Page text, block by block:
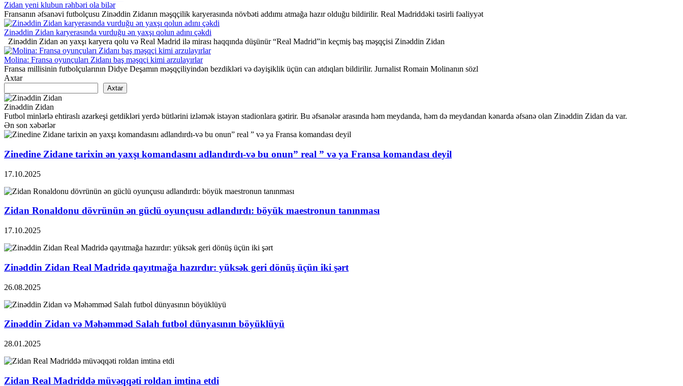
Zidan yeni klubun rəhbəri ola bilər
Fransanın əfsanəvi futbolçusu Zinəddin Zidanın məşqçilik karyerasında növbəti addımı atmağa hazır olduğu bildirilir. Real Madriddəki təsirli fəaliyyət
Zinəddin Zidan karyerasında vurduğu ən yaxşı qolun adını çəkdi
Zinəddin Zidan ən yaxşı karyera qolu və Real Madrid ilə mirası haqqında düşünür “Real Madrid”in keçmiş baş məşqçisi Zinəddin Zidan
Molina: Fransa oyunçuları Zidanı baş məşqçi kimi arzulayırlar
Fransa millisinin futbolçularının Didye Deşamın məşqçiliyindən bezdikləri və dəyişiklik üçün can atdıqları bildirilir. Jurnalist Romain Molinanın sözl
Axtar
Axtar
Zinəddin Zidan
Futbol minlərlə ehtiraslı azarkeşi getdikləri yerdə bütlərini izləmək istəyən stadionlara gətirir. Bu əfsanələr arasında həm meydanda, həm də meydandan kənarda əfsanə olan Zinəddin Zidan da var.
Ən son xəbərlər
Zinedine Zidane tarixin ən yaxşı komandasını adlandırdı-və bu onun” real ” və ya Fransa komandası deyil
17.10.2025
Zidan Ronaldonu dövrünün ən güclü oyunçusu adlandırdı: böyük maestronun tanınması
17.10.2025
Zinəddin Zidan Real Madridə qayıtmağa hazırdır: yüksək geri dönüş üçün iki şərt
26.08.2025
Zinəddin Zidan və Məhəmməd Salah futbol dünyasının böyüklüyü
28.01.2025
Zidan Real Madriddə müvəqqəti roldan imtina etdi